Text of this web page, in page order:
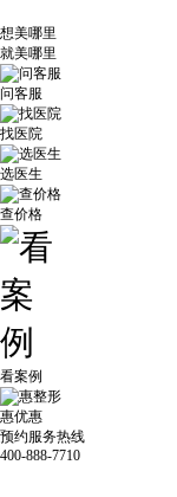
想美哪里
就美哪里
问客服
找医院
选医生
查价格
看案例
惠优惠
预约服务热线
400-888-7710